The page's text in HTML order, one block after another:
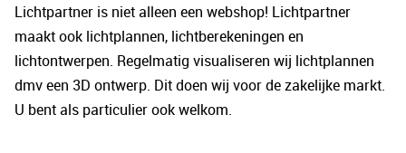
Lichtpartner is niet alleen een webshop! Lichtpartner
maakt ook lichtplannen, lichtberekeningen en
lichtontwerpen. Regelmatig visualiseren wij lichtplannen
dmv een 3D ontwerp. Dit doen wij voor de zakelijke markt.
U bent als particulier ook welkom.